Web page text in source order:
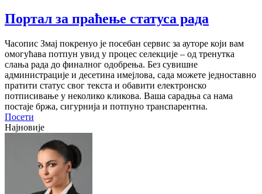
Портал за праћење статуса рада
Часопис Змај покренуо је посебан сервис за ауторе који вам
омогућава потпун увид у процес селекције – од тренутка
слања рада до финалног одобрења. Без сувишне
администрације и десетина имејлова, сада можете једноставно
пратити статус свог текста и обавити електронско
потписивање у неколико кликова. Ваша сарадња са нама
постаје бржа, сигурнија и потпуно транспарентна.
Посети
Најновије